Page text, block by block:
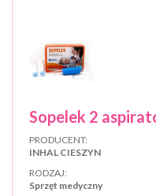
Sopelek 2
PRODUCENT:
INHAL CIESZYN
RODZAJ:
Sprzęt medyczny